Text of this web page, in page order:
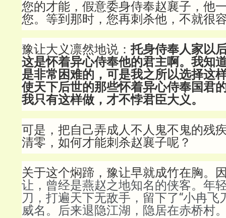
您的才能，假意委身侍奉赵襄子，他
您。等到那时，您再刺杀他，不就很
豫让大义凛然地说：托身侍奉人家以
这是怀着异心侍奉他的君主啊。我知
是非常困难的，可是我之所以选择这
使天下后世的那些怀着异心侍奉国君
我只有这样做，才不悖君臣大义。
可是，把自己弄成人不人鬼不鬼的残
清零，如何才能刺杀赵襄子呢？
关于这个焖蹄，豫让早就成竹在胸。
让，曾经是燕赵之地知名的侠客。年
刀，打遍天下无敌手，留下了“小冉飞
威名。后来退隐江湖，隐居在赤桥村